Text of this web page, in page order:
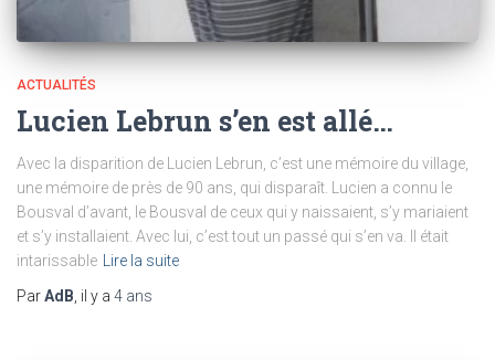
ACTUALITÉS
Lucien Lebrun s’en est allé…
Avec la disparition de Lucien Lebrun, c’est une mémoire du village,
une mémoire de près de 90 ans, qui disparaît. Lucien a connu le
Bousval d’avant, le Bousval de ceux qui y naissaient, s’y mariaient
et s’y installaient. Avec lui, c’est tout un passé qui s’en va. Il était
intarissable
Lire la suite
ParAdB , il y a 4 ans